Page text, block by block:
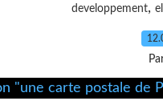
developpement,